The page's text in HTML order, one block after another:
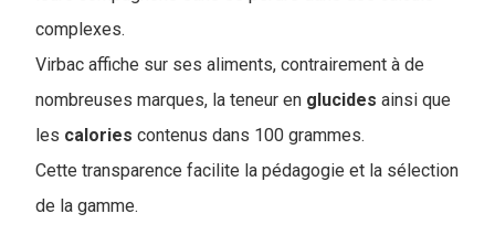
complexes.
Virbac affiche sur ses aliments, contrairement à de
nombreuses marques, la teneur en glucides ainsi que
les calories contenus dans 100 grammes.
Cette transparence facilite la pédagogie et la sélection
de la gamme.